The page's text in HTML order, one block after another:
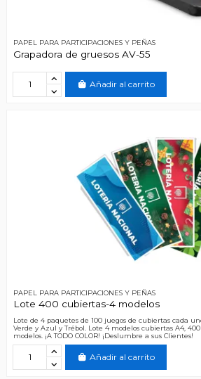
PAPEL PARA PARTICIPACIONES Y PEÑAS
Grapadora de gruesos AV-55
Añadir al carrito
PAPEL PARA PARTICIPACIONES Y PEÑAS
Lote 400 cubiertas-4 modelos
Lote de 4 paquetes de 100 juegos de cubiertas cada
Verde y Azul y Trébol. Lote 4 modelos cubiertas A4,
modelos. ¡A TODO COLOR! ¡Deslumbre a sus Clientes!
Añadir al carrito